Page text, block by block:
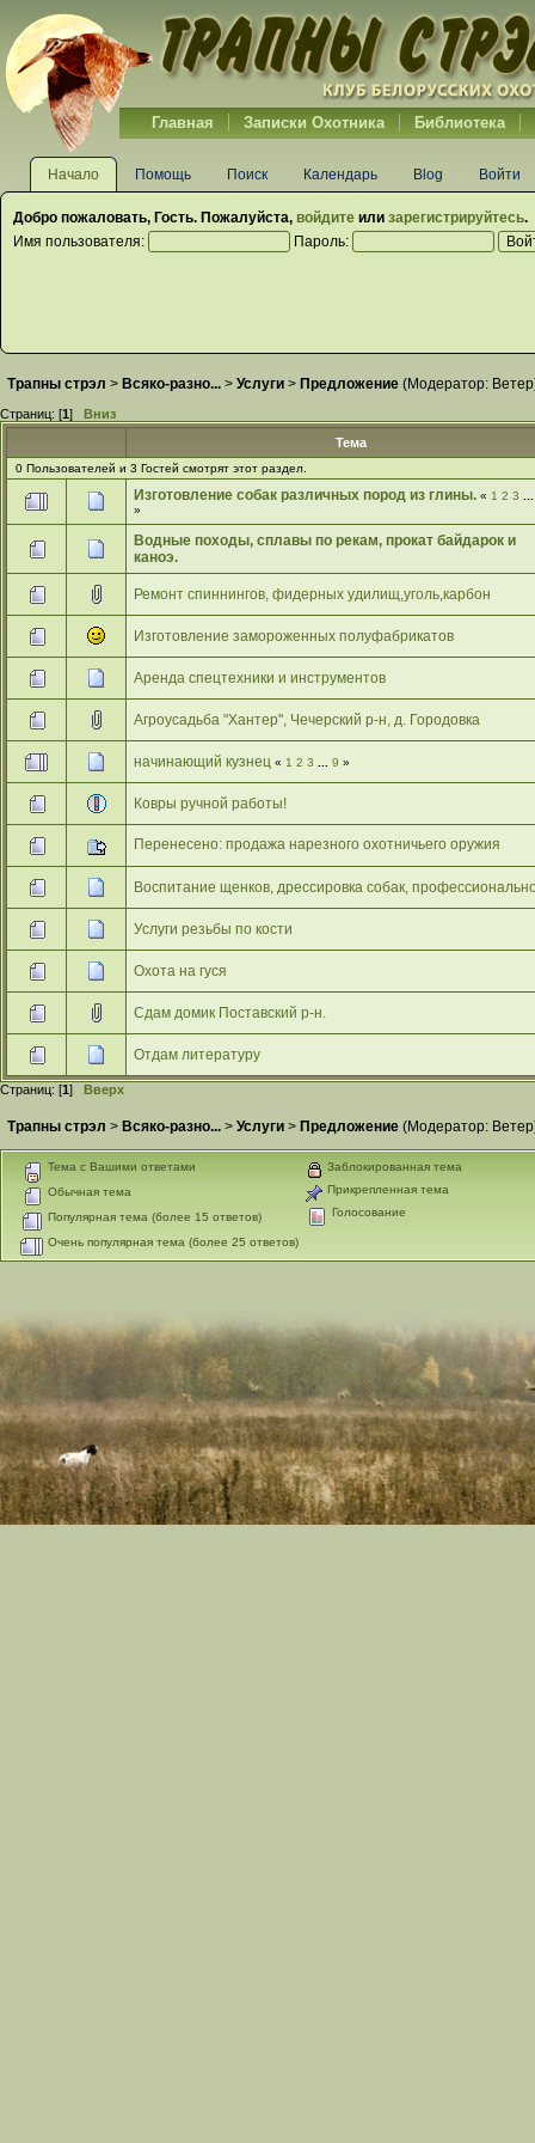
Главная Записки Охотника Библиотека
Начало Помощь Поиск Календарь Blog Войти
Добро пожаловать, Гость. Пожалуйста, войдите или зарегистрируйтесь.
Имя пользователя:
Пароль:
Трапны стрэл > Всяко-разно... > Услуги > Предложение (Модератор: Ветер
Страниц: [1] Вниз
Тема
0 Пользователей и 3 Гостей смотрят этот раздел.
Изготовление собак различных пород из глины. « 1 2 3
»
Водные походы, сплавы по рекам, прокат байдарок и
каноэ.
Ремонт спиннингов, фидерных удилищ,уголь,карбон
Изготовление замороженных полуфабрикатов
Аренда спецтехники и инструментов
Агроусадьба "Хантер", Чечерский р-н, д. Городовка
начинающий кузнец « 1 2 3 9 »
Ковры ручной работы!
Перенесено: продажа нарезного охотничьего оружия
Воспитание щенков, дрессировка собак,
Услуги резьбы по кости
Охота на гуся
Сдам домик Поставский р-н.
Отдам литературу
Страниц: [1] Вверх
Трапны стрэл > Всяко-разно... > Услуги > Предложение (Модератор: Ветер
Тема с Вашими ответами
Обычная тема
Популярная тема (более 15 ответов)
Очень популярная тема (более 25 ответов)
Заблокированная тема
Прикрепленная тема
Голосование